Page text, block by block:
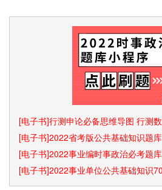
[电子书]行测申论必备思维导图 行测
识点和速算技巧
[电子书]2022省考版公共基础知识题
[电子书]2022事业编时事政治必考题
库已更新
[电子书]2022事业单位公共基础知识
覆盖